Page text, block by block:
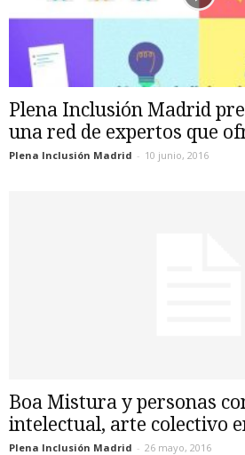
Plena Inclusión Madrid
una red de expertos que
Plena Inclusión Madrid - 10 junio, 2016
Boa Mistura y personas
intelectual, arte colectivo
Plena Inclusión Madrid - 26 mayo, 2016